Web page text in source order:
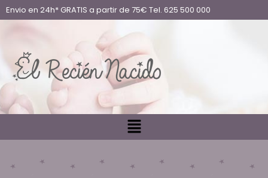
Envio en 24h* GRATIS a partir de 75€ Tel. 625 500 000